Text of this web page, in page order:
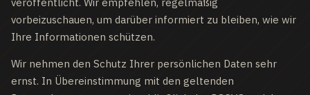
vorbeizuschauen, um darüber informiert zu bleiben, wie wir
Ihre Informationen schützen.
Wir nehmen den Schutz Ihrer persönlichen Daten sehr
ernst. In Übereinstimmung mit den geltenden